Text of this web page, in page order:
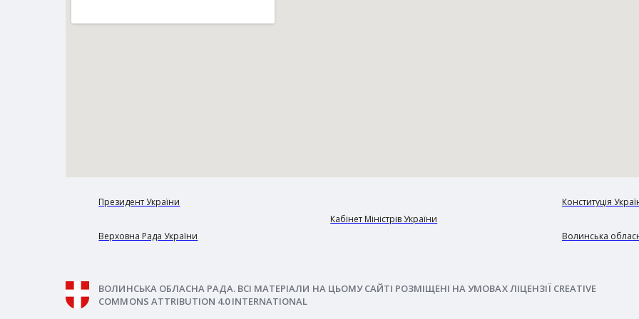
Президент України
Верховна Рада України
Кабінет Міністрів України
Конституція
Волинська
ВОЛИНСЬКА ОБЛАСНА РАДА. ВСІ МАТЕРІАЛИ НА ЦЬОМУ САЙТІ РОЗМІЩЕНІ НА УМОВАХ ЛІЦЕНЗІЇ CREATIVE
COMMONS ATTRIBUTION 4.0 INTERNATIONAL